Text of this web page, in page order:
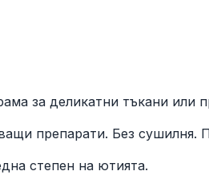
за деликатни тъкани или
препарати. Без сушилня.
степен на ютията.